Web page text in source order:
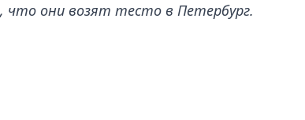
что они возят тесто в Петербург.